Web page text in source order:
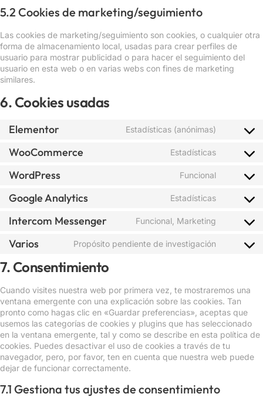
5.2 Cookies de marketing/seguimiento
Las cookies de marketing/seguimiento son cookies, o cualquier otra
forma de almacenamiento local, usadas para crear perfiles de
usuario para mostrar publicidad o para hacer el seguimiento del
usuario en esta web o en varias webs con fines de marketing
similares.
6. Cookies usadas
Elementor Estadísticas (anónimas)
WooCommerce Estadísticas
WordPress Funcional
Google Analytics Estadísticas
Intercom Messenger Funcional, Marketing
Varios Propósito pendiente de investigación
7. Consentimiento
Cuando visites nuestra web por primera vez, te mostraremos una
ventana emergente con una explicación sobre las cookies. Tan
pronto como hagas clic en «Guardar preferencias», aceptas que
usemos las categorías de cookies y plugins que has seleccionado
en la ventana emergente, tal y como se describe en esta política de
cookies. Puedes desactivar el uso de cookies a través de tu
navegador, pero, por favor, ten en cuenta que nuestra web puede
dejar de funcionar correctamente.
7.1 Gestiona tus ajustes de consentimiento